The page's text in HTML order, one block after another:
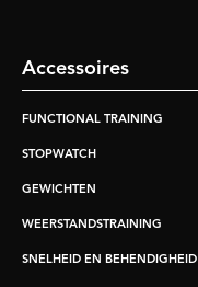
Accessoires
FUNCTIONAL TRAINING
STOPWATCH
GEWICHTEN
WEERSTANDSTRAINING
SNELHEID EN BEHENDIGHEID